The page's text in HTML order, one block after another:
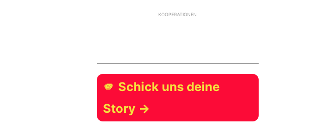
KOOPERATIONEN
🫵 Schick uns deine
Story →